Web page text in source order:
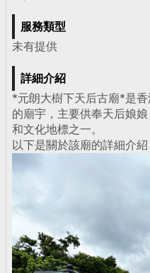
服務類型
未有提供
詳細介紹
*元朗大樹下天后古廟*是
的廟宇，主要供奉天后娘
和文化地標之一。
以下是關於該廟的詳細介紹